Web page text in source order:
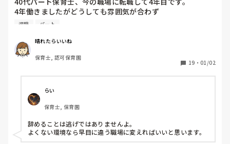
4年働きましたがどうしても雰囲気が合わず
退職しようと思っています。
周りの職員は、勤続10年以上から何十年という先生がほとん
どです。
保護者子どもの愚痴悪口が多く、
今で言う不適切保育も
仕方ないよね
もう何も言わずに
子どもの言いなりになればいいんだね
などいう意見で…
上の先生に相談することは難しそうです。
退職 パート
晴れたらいいね
保育士, 認可保育園
19 ・ 01/02
らい
保育士, 保育園
辞めることは逃げではありませんよ。
よくない環境なら早目に違う職場に変えればいいと思います。